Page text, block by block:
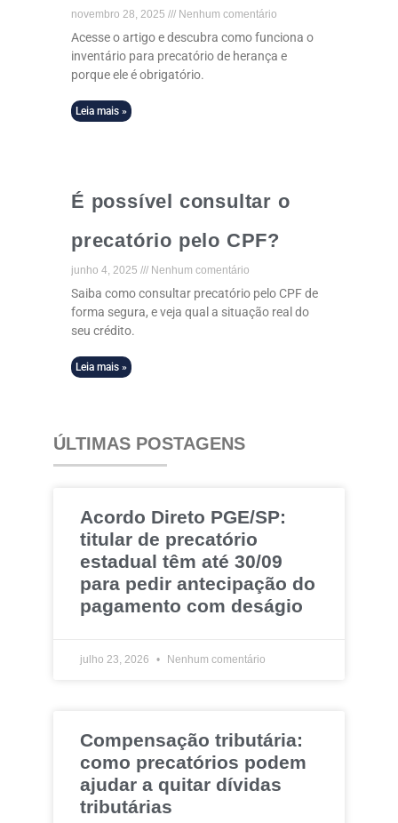
novembro 28, 2025 Nenhum comentário
Acesse o artigo e descubra como funciona o
inventário para precatório de herança e
porque ele é obrigatório.
Leia mais »
É possível consultar o
precatório pelo CPF?
junho 4, 2025 Nenhum comentário
Saiba como consultar precatório pelo CPF de
forma segura, e veja qual a situação real do
seu crédito.
Leia mais »
ÚLTIMAS POSTAGENS
Acordo Direto PGE/SP:
titular de precatório
estadual têm até 30/09
para pedir antecipação do
pagamento com deságio
julho 23, 2026 Nenhum comentário
Compensação tributária:
como precatórios podem
ajudar a quitar dívidas
tributárias